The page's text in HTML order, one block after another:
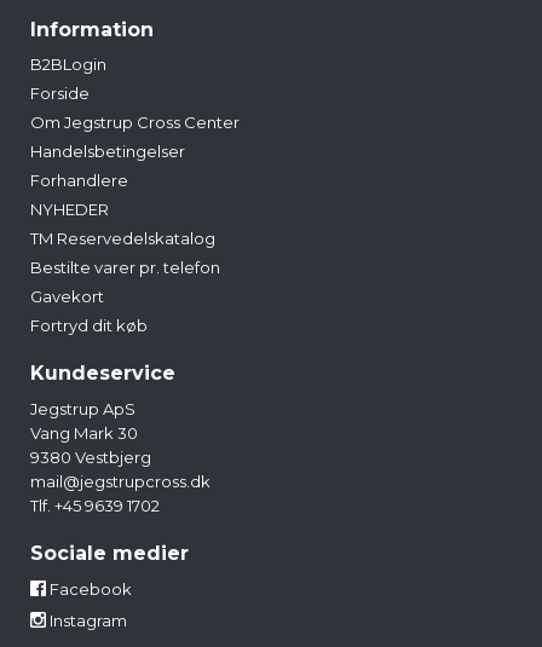
Information
B2BLogin
Forside
Om Jegstrup Cross Center
Handelsbetingelser
Forhandlere
NYHEDER
TM Reservedelskatalog
Bestilte varer pr. telefon
Gavekort
Fortryd dit køb
Kundeservice
Jegstrup ApS
Vang Mark 30
9380 Vestbjerg
mail@jegstrupcross.dk
Tlf. +45 9639 1702
Sociale medier
Facebook
Instagram